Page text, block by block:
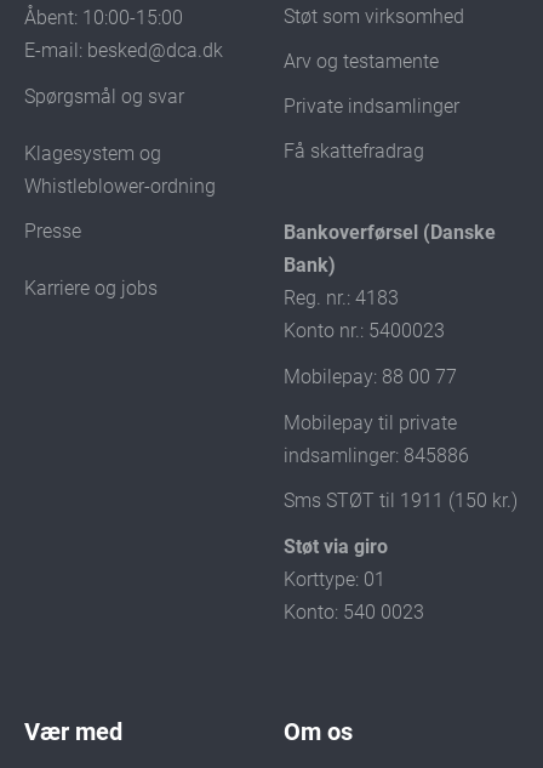
Åbent: 10:00-15:00
E-mail: besked@dca.dk
Spørgsmål og svar
Klagesystem og
Whistleblower-ordning
Presse
Karriere og jobs
Støt som virksomhed
Arv og testamente
Private indsamlinger
Få skattefradrag
Bankoverførsel (Danske
Bank)
Reg. nr.: 4183
Konto nr.: 5400023
Mobilepay: 88 00 77
Mobilepay til private
indsamlinger: 845886
Sms STØT til 1911 (150 kr.)
Støt via giro
Korttype: 01
Konto: 540 0023
Vær med Om os